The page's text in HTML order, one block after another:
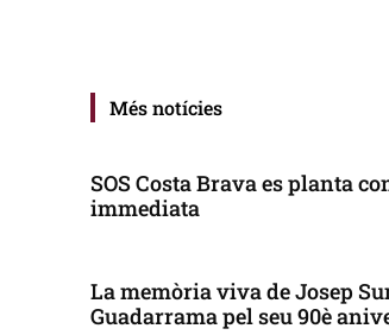
Més notícies
SOS Costa Brava es planta
immediata
La memòria viva de Josep
Guadarrama pel seu 90è